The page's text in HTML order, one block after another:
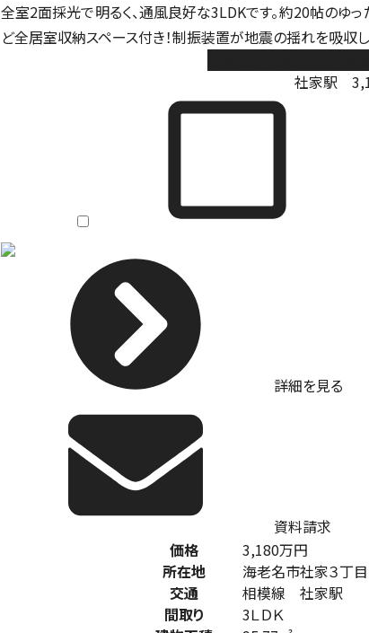
全室2面採光で明るく、通風良好な3LDKです。約20帖のゆっ
ど全居室収納スペース付き！制振装置が地震の揺れを吸収
社家駅
詳細を見る
資料請求
価格
3,180万円
所在地
海老名市社家３丁目
交通
相模線 社家駅
間取り
3ＬＤＫ